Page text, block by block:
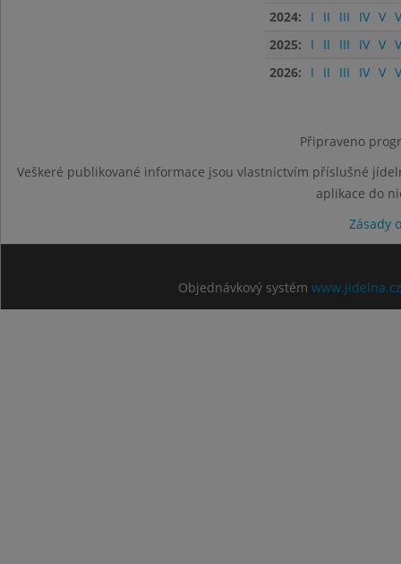
2024:
I II III IV V
2025:
I II III IV V
2026:
I II III IV V
Připraveno
Veškeré publikované informace jsou vlastnictvím příslušné
aplikace do
Zásady
Objednávkový systém www.jidelna.cz